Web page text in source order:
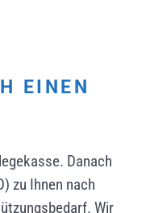
EINEN
Danach
zu Ihnen nach
Wir